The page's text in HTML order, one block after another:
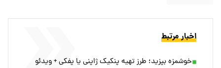
اخبار مرتبط
خوشمزه بپزید؛ طرز تهیه پنکیک ژاپنی یا پفکی + ویدئو